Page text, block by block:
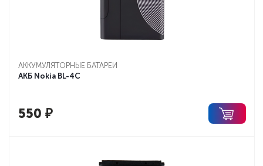
АККУМУЛЯТОРНЫЕ БАТАРЕИ
АКБ Nokia BL-4C
550 ₽